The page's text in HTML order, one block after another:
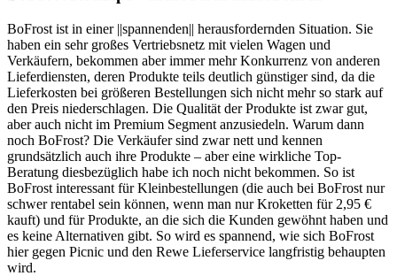
BoFrost ist in einer ||spannenden|| herausfordernden Situation. Sie
haben ein sehr großes Vertriebsnetz mit vielen Wagen und
Verkäufern, bekommen aber immer mehr Konkurrenz von anderen
Lieferdiensten, deren Produkte teils deutlich günstiger sind, da die
Lieferkosten bei größeren Bestellungen sich nicht mehr so stark auf
den Preis niederschlagen. Die Qualität der Produkte ist zwar gut,
aber auch nicht im Premium Segment anzusiedeln. Warum dann
noch BoFrost? Die Verkäufer sind zwar nett und kennen
grundsätzlich auch ihre Produkte – aber eine wirkliche Top-
Beratung diesbezüglich habe ich noch nicht bekommen. So ist
BoFrost interessant für Kleinbestellungen (die auch bei BoFrost nur
schwer rentabel sein können, wenn man nur Kroketten für 2,95 €
kauft) und für Produkte, an die sich die Kunden gewöhnt haben und
es keine Alternativen gibt. So wird es spannend, wie sich BoFrost
hier gegen Picnic und den Rewe Lieferservice langfristig behaupten
wird.